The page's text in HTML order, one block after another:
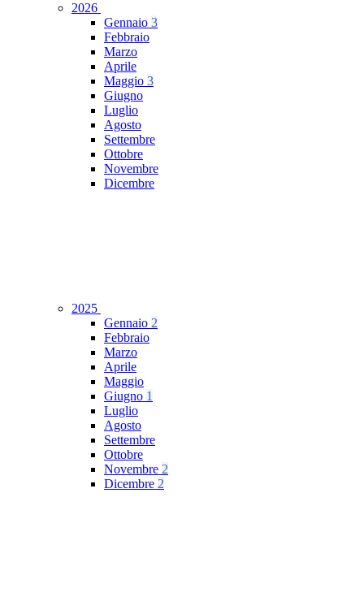
2026
Gennaio 3
Febbraio
Marzo
Aprile
Maggio 3
Giugno
Luglio
Agosto
Settembre
Ottobre
Novembre
Dicembre
2025
Gennaio 2
Febbraio
Marzo
Aprile
Maggio
Giugno 1
Luglio
Agosto
Settembre
Ottobre
Novembre 2
Dicembre 2